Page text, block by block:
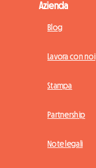
Azienda
Blog
Lavora con noi
Stampa
Partnership
Note legali